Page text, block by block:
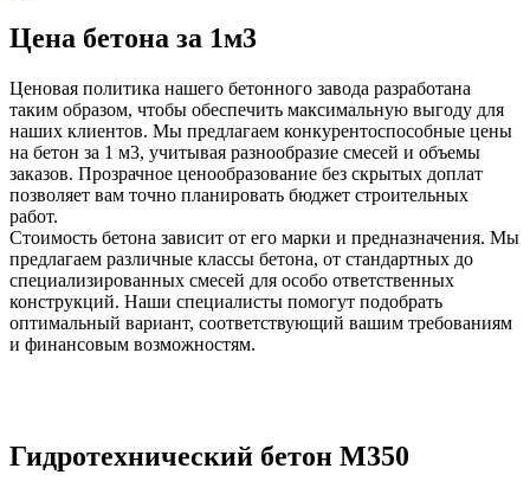
Цена бетона за 1м3
Ценовая политика нашего бетонного завода разработана
таким образом, чтобы обеспечить максимальную выгоду для
наших клиентов. Мы предлагаем конкурентоспособные цены
на бетон за 1 м3, учитывая разнообразие смесей и объемы
заказов. Прозрачное ценообразование без скрытых доплат
позволяет вам точно планировать бюджет строительных
работ.
Стоимость бетона зависит от его марки и предназначения. Мы
предлагаем различные классы бетона, от стандартных до
специализированных смесей для особо ответственных
конструкций. Наши специалисты помогут подобрать
оптимальный вариант, соответствующий вашим требованиям
и финансовым возможностям.
Гидротехнический бетон М350